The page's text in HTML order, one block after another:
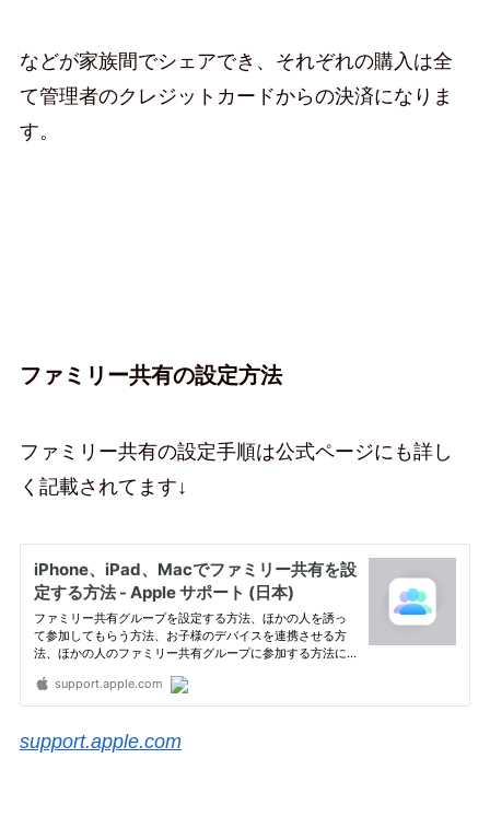
などが家族間でシェアでき、それぞれの購入は全
て管理者のクレジットカードからの決済になりま
す。
ファミリー共有の設定方法
ファミリー共有の設定手順は公式ページにも詳し
く記載されてます↓
support.apple.com